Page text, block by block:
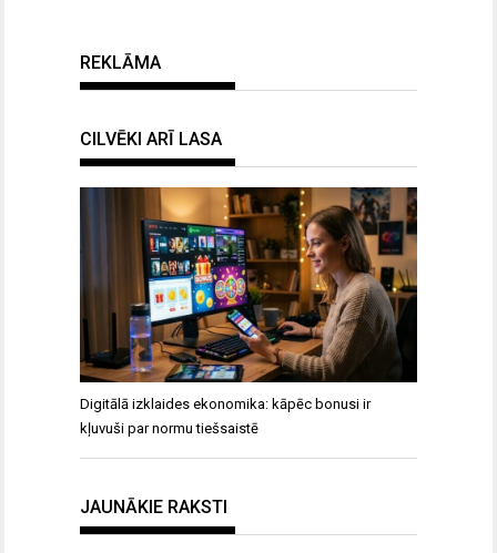
REKLĀMA
CILVĒKI ARĪ LASA
Digitālā izklaides ekonomika: kāpēc bonusi ir
kļuvuši par normu tiešsaistē
JAUNĀKIE RAKSTI